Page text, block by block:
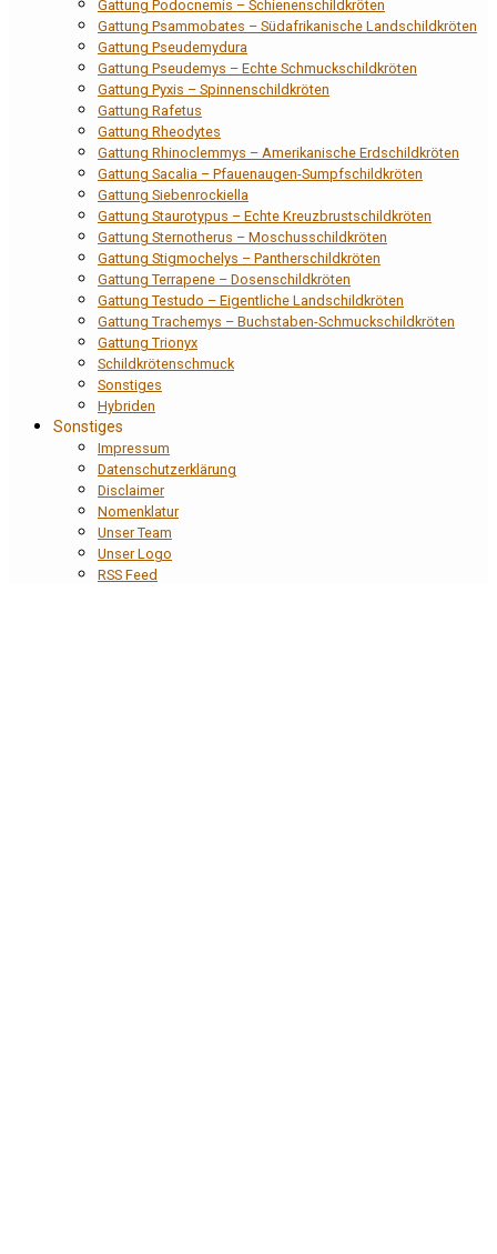
Gattung Podocnemis – Schienenschildkröten
Gattung Psammobates – Südafrikanische Landschildkröten
Gattung Pseudemydura
Gattung Pseudemys – Echte Schmuckschildkröten
Gattung Pyxis – Spinnenschildkröten
Gattung Rafetus
Gattung Rheodytes
Gattung Rhinoclemmys – Amerikanische Erdschildkröten
Gattung Sacalia – Pfauenaugen-Sumpfschildkröten
Gattung Siebenrockiella
Gattung Staurotypus – Echte Kreuzbrustschildkröten
Gattung Sternotherus – Moschusschildkröten
Gattung Stigmochelys – Pantherschildkröten
Gattung Terrapene – Dosenschildkröten
Gattung Testudo – Eigentliche Landschildkröten
Gattung Trachemys – Buchstaben-Schmuckschildkröten
Gattung Trionyx
Schildkrötenschmuck
Sonstiges
Hybriden
Sonstiges
Impressum
Datenschutzerklärung
Disclaimer
Nomenklatur
Unser Team
Unser Logo
RSS Feed